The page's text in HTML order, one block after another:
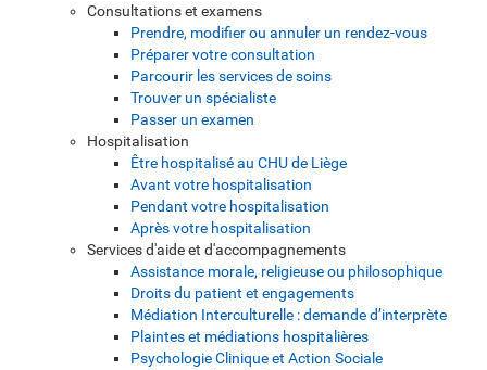
Consultations et examens
Prendre, modifier ou annuler un rendez-vous
Préparer votre consultation
Parcourir les services de soins
Trouver un spécialiste
Passer un examen
Hospitalisation
Être hospitalisé au CHU de Liège
Avant votre hospitalisation
Pendant votre hospitalisation
Après votre hospitalisation
Services d'aide et d'accompagnements
Assistance morale, religieuse ou philosophique
Droits du patient et engagements
Médiation Interculturelle : demande d’interprète
Plaintes et médiations hospitalières
Psychologie Clinique et Action Sociale